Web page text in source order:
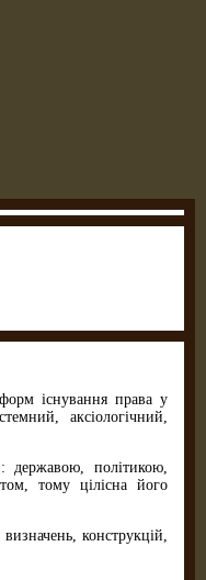
існування права у
аксіологічний,
державою, політи­кою,
тому цілісна його
конструкцій,